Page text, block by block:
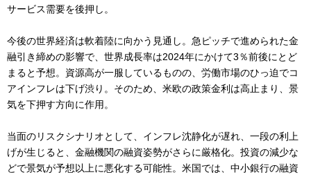
サービス需要を後押し。
今後の世界経済は軟着陸に向かう見通し。急ピッチで進められた金
融引き締めの影響で、世界成長率は2024年にかけて3％前後にとど
まると予想。資源高が一服しているものの、労働市場のひっ迫でコ
アインフレは下げ渋り。そのため、米欧の政策金利は高止まり、景
気を下押す方向に作用。
当面のリスクシナリオとして、インフレ沈静化が遅れ、一段の利上
げが生じると、金融機関の融資姿勢がさらに厳格化。投資の減少な
どで景気が予想以上に悪化する可能性。米国では、中小銀行の融資